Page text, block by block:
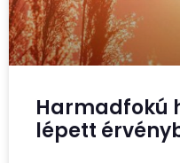
Harmadfokú
lépett